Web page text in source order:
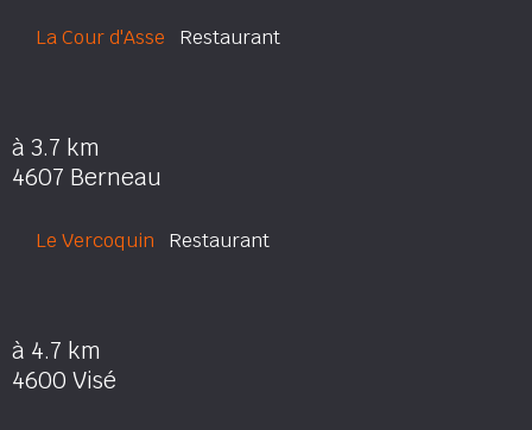
La Cour d'Asse Restaurant
à 3.7 km
4607 Berneau
Le Vercoquin Restaurant
à 4.7 km
4600 Visé